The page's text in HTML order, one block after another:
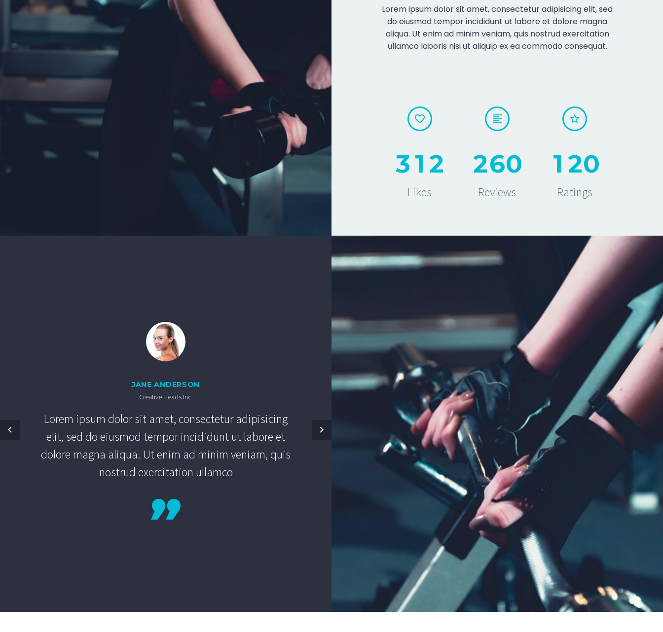
Lorem ipsum dolor sit amet, consectetur adipisicing elit, sed
do eiusmod tempor incididunt ut labore et dolore magna
aliqua. Ut enim ad minim veniam, quis nostrud exercitation
ullamco laboris nisi ut aliquip ex ea commodo consequat.
31 2
Likes
260
Reviews
1 20
Ratings
JANE ANDERSON
Creative Heads Inc.
Lorem ipsum dolor sit amet, consectetur adipisicing
elit, sed do eiusmod tempor incididunt ut labore et
dolore magna aliqua. Ut enim ad minim veniam, quis
nostrud exercitation ullamco
JENIFFER BURNS
Creative Heads Inc.
TheGem comes with an extended powerful theme
options panel, which allows you to customize just
anything in an appearance of your website – with few
clicks.